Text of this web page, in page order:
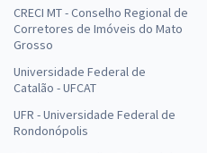
CRECI MT - Conselho Regional de
Corretores de Imóveis do Mato
Grosso
Universidade Federal de
Catalão - UFCAT
UFR - Universidade Federal de
Rondonópolis